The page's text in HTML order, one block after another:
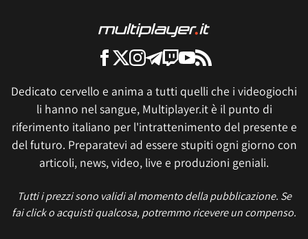
Dedicato cervello e anima a tutti quelli che i videogiochi
li hanno nel sangue, Multiplayer.it è il punto di
riferimento italiano per l'intrattenimento del presente e
del futuro. Preparatevi ad essere stupiti ogni giorno con
articoli, news, video, live e produzioni geniali.
Tutti i prezzi sono validi al momento della pubblicazione. Se
fai click o acquisti qualcosa, potremmo ricevere un compenso.